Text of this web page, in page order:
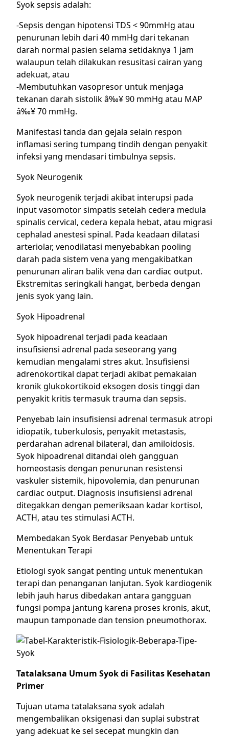
Syok sepsis adalah:
-Sepsis dengan hipotensi TDS < 90mmHg atau
penurunan lebih dari 40 mmHg dari tekanan
darah normal pasien selama setidaknya 1 jam
walaupun telah dilakukan resusitasi cairan yang
adekuat, atau
-Membutuhkan vasopresor untuk menjaga
tekanan darah sistolik â‰¥ 90 mmHg atau MAP
â‰¥ 70 mmHg.
Manifestasi tanda dan gejala selain respon
inflamasi sering tumpang tindih dengan penyakit
infeksi yang mendasari timbulnya sepsis.
Syok Neurogenik
Syok neurogenik terjadi akibat interupsi pada
input vasomotor simpatis setelah cedera medula
spinalis cervical, cedera kepala hebat, atau migrasi
cephalad anestesi spinal. Pada keadaan dilatasi
arteriolar, venodilatasi menyebabkan pooling
darah pada sistem vena yang mengakibatkan
penurunan aliran balik vena dan cardiac output.
Ekstremitas seringkali hangat, berbeda dengan
jenis syok yang lain.
Syok Hipoadrenal
Syok hipoadrenal terjadi pada keadaan
insufisiensi adrenal pada seseorang yang
kemudian mengalami stres akut. Insufisiensi
adrenokortikal dapat terjadi akibat pemakaian
kronik glukokortikoid eksogen dosis tinggi dan
penyakit kritis termasuk trauma dan sepsis.
Penyebab lain insufisiensi adrenal termasuk atropi
idiopatik, tuberkulosis, penyakit metastasis,
perdarahan adrenal bilateral, dan amiloidosis.
Syok hipoadrenal ditandai oleh gangguan
homeostasis dengan penurunan resistensi
vaskuler sistemik, hipovolemia, dan penurunan
cardiac output. Diagnosis insufisiensi adrenal
ditegakkan dengan pemeriksaan kadar kortisol,
ACTH, atau tes stimulasi ACTH.
Membedakan Syok Berdasar Penyebab untuk
Menentukan Terapi
Etiologi syok sangat penting untuk menentukan
terapi dan penanganan lanjutan. Syok kardiogenik
lebih jauh harus dibedakan antara gangguan
fungsi pompa jantung karena proses kronis, akut,
maupun tamponade dan tension pneumothorax.
Tatalaksana Umum Syok di Fasilitas Kesehatan
Primer
Tujuan utama tatalaksana syok adalah
mengembalikan oksigenasi dan suplai substrat
yang adekuat ke sel secepat mungkin dan